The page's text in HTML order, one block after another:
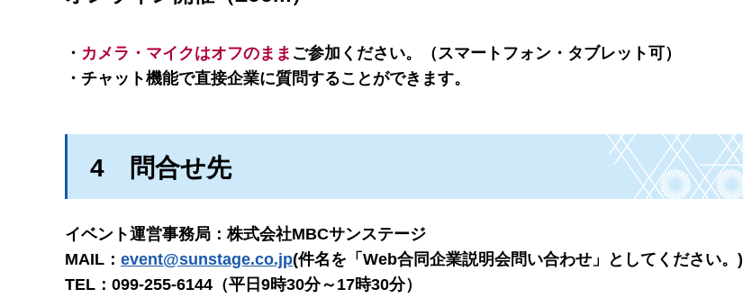
・ カメラ・マイクはオフのまま ご参加ください。（スマートフォン・タブレット可）
・チャット機能で直接企業に質問することができます。
4 問合せ先
イベント運営事務局：株式会社MBCサンステージ
MAIL： event@sunstage.co.jp(件名を「Web合同企業説明会問い合わせ」としてください。)
TEL：099-255-6144（平日9時30分～17時30分）